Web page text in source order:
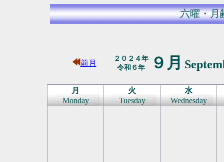
六曜・月
前月
２０２４年
令和６年
９月
月
Monday
火
Tuesday
水
Wednesday